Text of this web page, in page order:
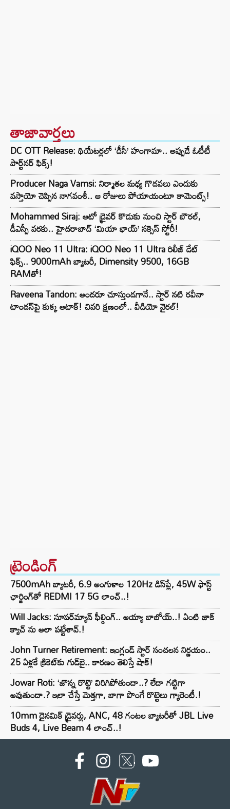
తాజావార్తలు
DC OTT Release: థియేటర్లలో ‘డీసీ’ హంగామా.. అప్పుడే ఓటీటీ
పార్ట్‌నర్ ఫిక్స్!
Producer Naga Vamsi: నిర్మాతల మధ్య గొడవలు ఎందుకు
వస్తాయో చెప్పిన నాగవంశీ.. ఆ రోజులు పోయాయంటూ కామెంట్స్!
Mohammed Siraj: ఆటో డ్రైవర్ కొడుకు నుంచి స్టార్ బౌరల్,
డీఎస్పీ వరకు.. హైదరాబాద్ ‘మియా భాయ్’ సక్సెస్ స్టోరీ!
iQOO Neo 11 Ultra: iQOO Neo 11 Ultra రిలీజ్ డేట్
ఫిక్స్.. 9000mAh బ్యాటరీ, Dimensity 9500, 16GB
RAMతో!
Raveena Tandon: అందరూ చూస్తుండగానే.. స్టార్ నటి రవీనా
టాండన్‌పై కుక్క అటాక్! చివరి క్షణంలో.. వీడియో వైరల్!
ట్రెండింగ్‌
7500mAh బ్యాటరీ, 6.9 అంగుళాల 120Hz డిస్‌ప్లే, 45W ఫాస్ట్
ఛార్జింగ్‌తో REDMI 17 5G లాంచ్..!
Will Jacks: సూపర్‌మ్యాన్ ఫీల్డింగ్.. అయ్యా బాబోయ్..! ఏంటి జాక్
క్యాచ్ ను అలా పట్టేశావ్.!
John Turner Retirement: ఇంగ్లండ్ స్టార్ సంచలన నిర్ణయం..
25 ఏళ్లకే క్రికెట్‌కు గుడ్‌బై.. కారణం తెలిస్తే షాక్!
Jowar Roti: ‘జొన్న రొట్టె’ విరిగిపోతుందా..? లేదా గట్టిగా
అవుతుందా.? ఇలా చేస్తే మెత్తగా, బాగా పొంగే రొట్టెలు గ్యారెంటీ.!
10mm డైనమిక్ డ్రైవర్లు, ANC, 48 గంటల బ్యాటరీతో JBL Live
Buds 4, Live Beam 4 లాంచ్..!